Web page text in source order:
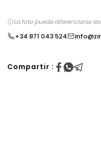
La foto puede diferenciarse
+34 871 043 524
Compartir :